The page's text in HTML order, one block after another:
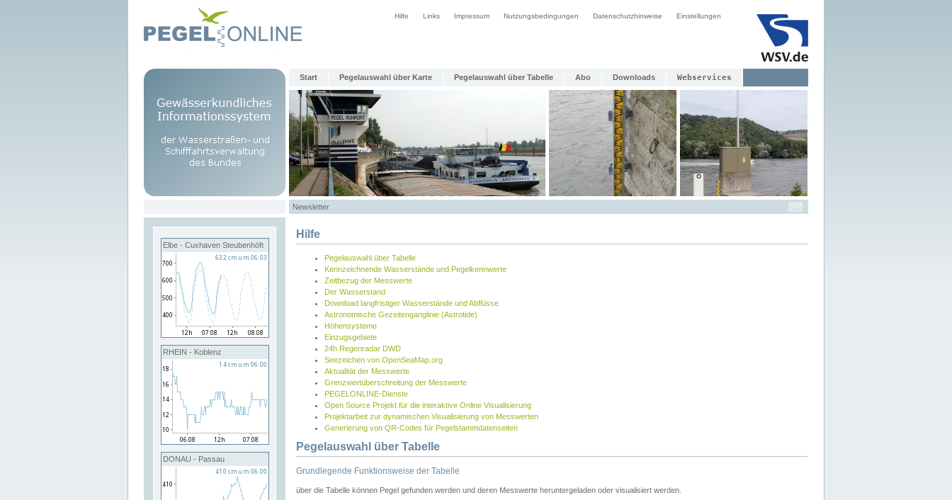
Hilfe Links Impressum Nutzungsbedingungen Datenschutzhinweise Einstellungen
Start Pegelauswahl über Karte Pegelauswahl über Tabelle Abo Downloads Webservices
Newsletter
Elbe - Cuxhaven Steubenhöft
RHEIN - Koblenz
DONAU - Passau
Hilfe
Pegelauswahl über Tabelle
Kennzeichnende Wasserstände und Pegelkennwerte
Zeitbezug der Messwerte
Der Wasserstand
Download langfristiger Wasserstände und Abflüsse
Astronomische Gezeitenganglinie (Astrotide)
Höhensysteme
Einzugsgebiete
24h Regenradar DWD
Seezeichen von OpenSeaMap.org
Aktualität der Messwerte
Grenzwertüberschreitung der Messwerte
PEGELONLINE-Dienste
Open Source Projekt für die interaktive Online Visualisierung
Projektarbeit zur dynamischen Visualisierung von Messwerten
Generierung von QR-Codes für Pegelstammdatenseiten
Pegelauswahl über Tabelle
Grundlegende Funktionsweise der Tabelle
über die Tabelle können Pegel gefunden werden und deren Messwerte heruntergeladen oder visualisiert werden.